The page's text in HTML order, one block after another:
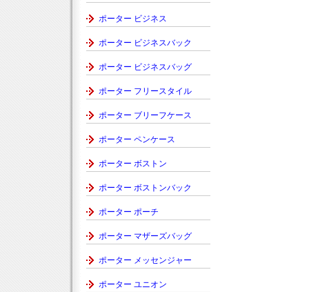
ポーター ビジネス
ポーター ビジネスバック
ポーター ビジネスバッグ
ポーター フリースタイル
ポーター ブリーフケース
ポーター ペンケース
ポーター ボストン
ポーター ボストンバック
ポーター ポーチ
ポーター マザーズバッグ
ポーター メッセンジャー
ポーター ユニオン